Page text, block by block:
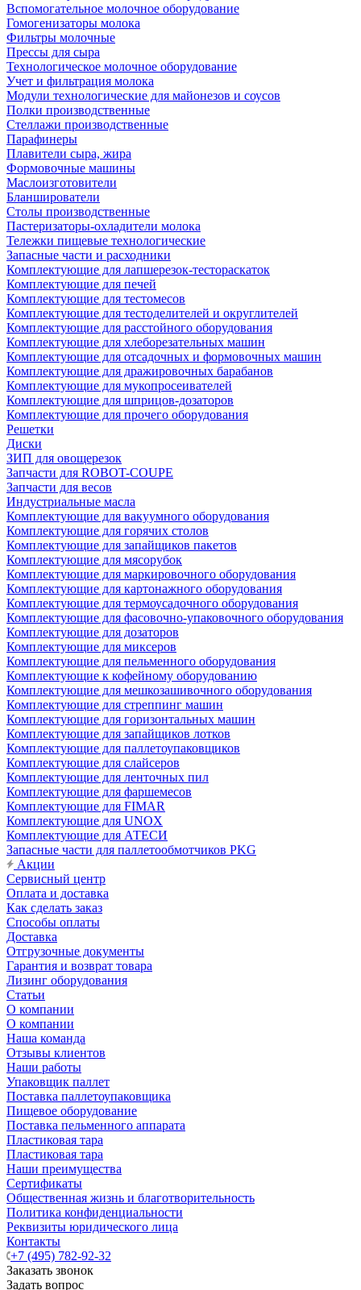
Вспомогательное молочное оборудование
Гомогенизаторы молока
Фильтры молочные
Прессы для сыра
Технологическое молочное оборудование
Учет и фильтрация молока
Модули технологические для майонезов и соусов
Полки производственные
Стеллажи производственные
Парафинеры
Плавители сыра, жира
Формовочные машины
Маслоизготовители
Бланширователи
Столы производственные
Пастеризаторы-охладители молока
Тележки пищевые технологические
Запасные части и расходники
Комплектующие для лапшерезок-тестораскаток
Комплектующие для печей
Комплектующие для тестомесов
Комплектующие для тестоделителей и округлителей
Комплектующие для расстойного оборудования
Комплектующие для хлеборезательных машин
Комплектующие для отсадочных и формовочных машин
Комплектующие для дражировочных барабанов
Комплектующие для мукопросеивателей
Комплектующие для шприцов-дозаторов
Комплектующие для прочего оборудования
Решетки
Диски
ЗИП для овощерезок
Запчасти для ROBOT-COUPE
Запчасти для весов
Индустриальные масла
Комплектующие для вакуумного оборудования
Комплектующие для горячих столов
Комплектующие для запайщиков пакетов
Комплектующие для мясорубок
Комплектующие для маркировочного оборудования
Комплектующие для картонажного оборудования
Комплектующие для термоусадочного оборудования
Комплектующие для фасовочно-упаковочного оборудования
Комплектующие для дозаторов
Комплектующие для миксеров
Комплектующие для пельменного оборудования
Комплектующие к кофейному оборудованию
Комплектующие для мешкозашивочного оборудования
Комплектующие для стреппинг машин
Комплектующие для горизонтальных машин
Комплектующие для запайщиков лотков
Комплектующие для паллетоупаковщиков
Комплектующие для слайсеров
Комплектующие для ленточных пил
Комплектующие для фаршемесов
Комплектующие для FIMAR
Комплектующие для UNOX
Комплектующие для АТЕСИ
Запасные части для паллетообмотчиков PKG
Акции
Сервисный центр
Оплата и доставка
Как сделать заказ
Способы оплаты
Доставка
Отгрузочные документы
Гарантия и возврат товара
Лизинг оборудования
Статьи
О компании
О компании
Наша команда
Отзывы клиентов
Наши работы
Упаковщик паллет
Поставка паллетоупаковщика
Пищевое оборудование
Поставка пельменного аппарата
Пластиковая тара
Пластиковая тара
Наши преимущества
Сертификаты
Общественная жизнь и благотворительность
Политика конфиденциальности
Реквизиты юридического лица
Контакты
+7 (495) 782-92-32
Заказать звонок
Задать вопрос